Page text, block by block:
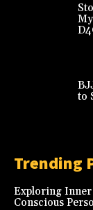
to
Trending
Exploring
Conscious